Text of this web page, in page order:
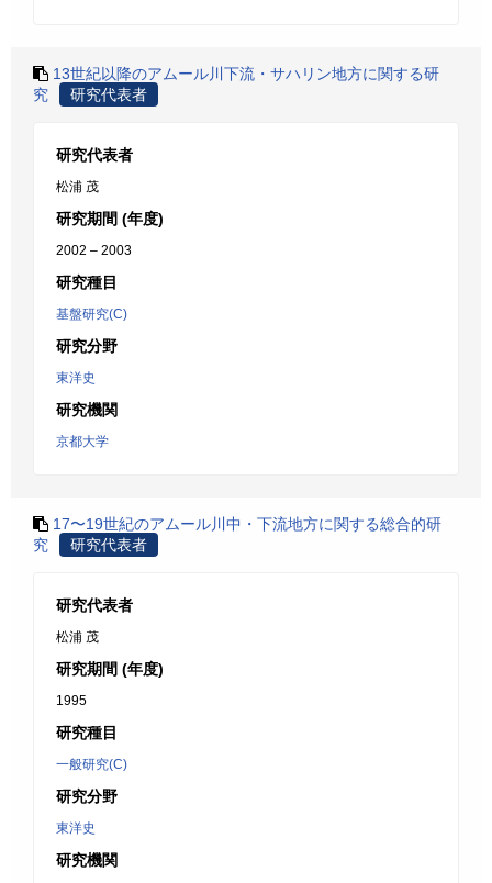
13世紀以降のアムール川下流・サハリン地方に関する研
究
研究代表者
研究代表者
松浦 茂
研究期間 (年度)
2002 – 2003
研究種目
基盤研究(C)
研究分野
東洋史
研究機関
京都大学
17〜19世紀のアムール川中・下流地方に関する総合的研
究
研究代表者
研究代表者
松浦 茂
研究期間 (年度)
1995
研究種目
一般研究(C)
研究分野
東洋史
研究機関